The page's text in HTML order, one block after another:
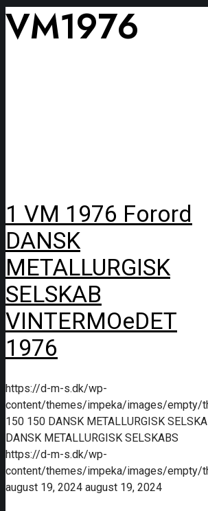
VM1976
1 VM 1976 Forord
DANSK
METALLURGISK
SELSKAB
VINTERMOeDET
1976
https://d-m-s.dk/wp-
content/themes/impeka/images/empty/
150 150 DANSK METALLURGISK
DANSK METALLURGISK SELSKABS
https://d-m-s.dk/wp-
content/themes/impeka/images/empty/
august 19, 2024 august 19, 2024